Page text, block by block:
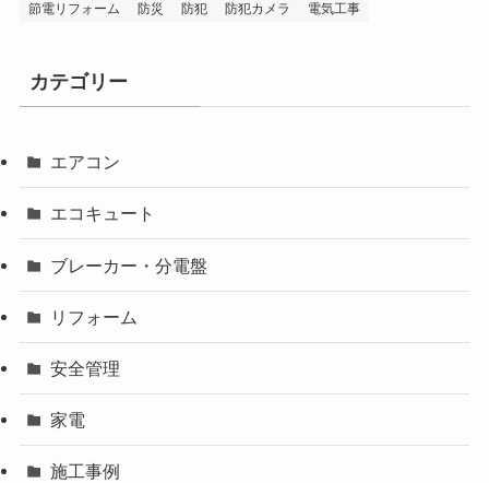
節電リフォーム
防災 防犯 防犯カメラ 電気工事
カテゴリー
エアコン
エコキュート
ブレーカー・分電盤
リフォーム
安全管理
家電
施工事例